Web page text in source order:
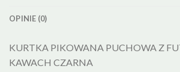
OPINIE (0)
KURTKA PIKOWANA PUCHOWA Z
KAWACH CZARNA